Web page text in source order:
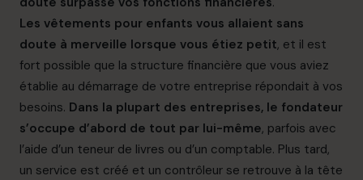
Les vêtements pour enfants vous allaient sans
doute à merveille lorsque vous étiez petit, et il est
fort possible que la structure financière que vous aviez
établie au démarrage de votre entreprise répondait à vos
besoins. Dans la plupart des entreprises, le fondateur
s’occupe d’abord de tout par lui-même, parfois avec
l’aide d’un teneur de livres ou d’un comptable. Plus tard,
un service est créé et un contrôleur se retrouve à la tête